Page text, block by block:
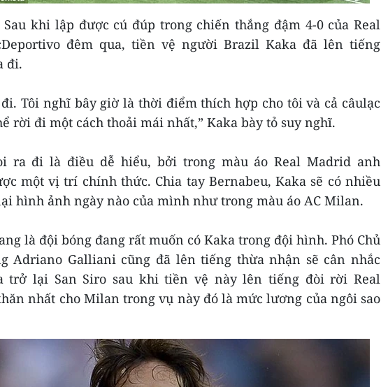
Sau khi lập được cú đúp trong chiến thắng đậm 4-0 của Real
đêm qua, tiền vệ người Brazil Kaka đã lên tiếng
đi.
Tôi nghĩ bây giờ là thời điểm thích hợp cho tôi và cả câulạc
rời đi một cách thoải mái nhất,” Kaka bày tỏ suy nghĩ.
ra đi là điều dễ hiểu, bởi trong màu áo Real Madrid anh
một vị trí chính thức. Chia tay Bernabeu, Kaka sẽ có nhiều
hình ảnh ngày nào của mình như trong màu áo AC Milan.
là đội bóng đang rất muốn có Kaka trong đội hình. Phó Chủ
Adriano Galliani cũng đã lên tiếng thừa nhận sẽ cân nhắc
trở lại San Siro sau khi tiền vệ này lên tiếng đòi rời Real
nhất cho Milan trong vụ này đó là mức lương của ngôi sao